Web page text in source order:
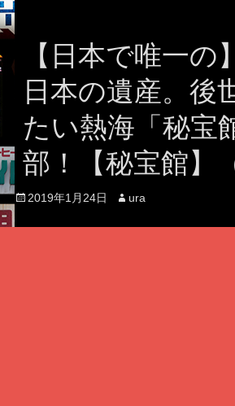
【日本で唯一の
日本の遺産。後
たい熱海「秘宝
部！【秘宝館】
Posted
2019年1月24日 Author
ura